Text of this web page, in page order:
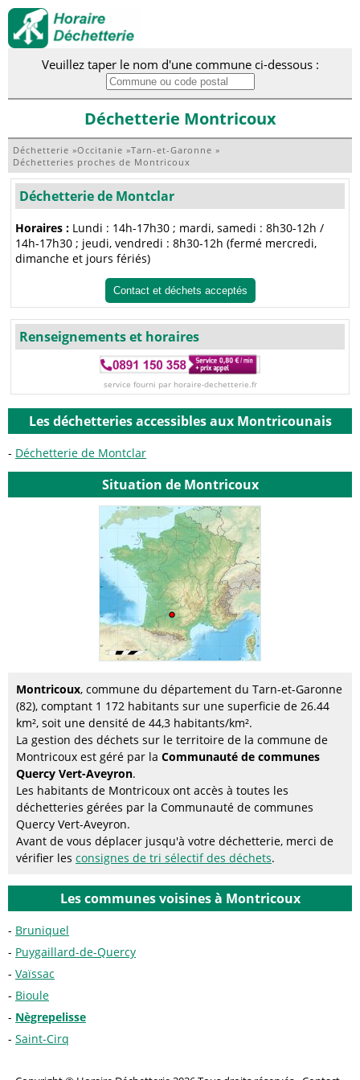
Veuillez taper le nom d'une commune ci-dessous :
Déchetterie Montricoux
Déchetterie »Occitanie »Tarn-et-Garonne »
Déchetteries proches de Montricoux
Déchetterie de Montclar
Horaires : Lundi : 14h-17h30 ; mardi, samedi : 8h30-12h /
14h-17h30 ; jeudi, vendredi : 8h30-12h (fermé mercredi,
dimanche et jours fériés)
Contact et déchets acceptés
Renseignements et horaires
service fourni par horaire-dechetterie.fr
Les déchetteries accessibles aux Montricounais
Déchetterie de Montclar
Situation de Montricoux
Montricoux, commune du département du Tarn-et-Garonne
(82), comptant 1 172 habitants sur une superficie de 26.44
km², soit une densité de 44,3 habitants/km².
La gestion des déchets sur le territoire de la commune de
Montricoux est géré par la Communauté de communes
Quercy Vert-Aveyron.
Les habitants de Montricoux ont accès à toutes les
déchetteries gérées par la Communauté de communes
Quercy Vert-Aveyron.
Avant de vous déplacer jusqu'à votre déchetterie, merci de
vérifier les consignes de tri sélectif des déchets.
Les communes voisines à Montricoux
Bruniquel
Puygaillard-de-Quercy
Vaïssac
Bioule
Nègrepelisse
Saint-Cirq